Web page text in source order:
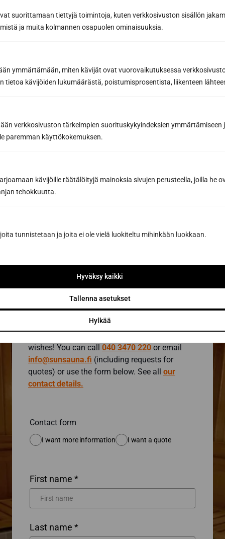
suorittamaan tiettyjä toimintoja, kuten verkkosivuston sisällön
ja muita kolmannen osapuolen ominaisuuksia.
ymmärtämään, miten kävijät ovat vuorovaikutuksessa
tietoa kävijöiden lukumäärästä, poistumisprosentista, liikenteen
verkkosivuston tärkeimpien suorituskykyindeksien ymmärtämiseen
paremman käyttökokemuksen.
kävijöille räätälöityjä mainoksia sivujen perusteella, joilla he
tehokkuutta.
tunnistetaan ja joita ei ole vielä luokiteltu mihinkään luokkaan.
Hylkää
Tallenna asetukset
Hyväksy kaikki
Email address *
Subscribe to the newsletter
You can cancel your subscription at any time and you will not be
bound by it.
Contact a sauna
expert
wishes! You can call 040 3470 220 or email
info@sunsauna.fi (including requests for
quotes) or use the form below. See all our
contact details.
Contact form
I want more information I want a quote
First name *
Last name *